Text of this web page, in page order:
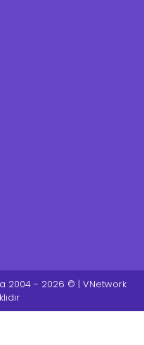
2004 - 2026 © | VNetwork